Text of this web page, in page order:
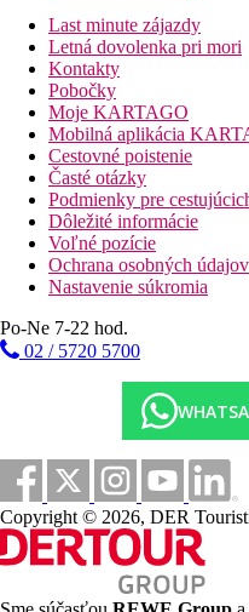
bazény
Ležadlá a slnečníky pri
Fotogaléria
Last minute zájazdy
Letná dovolenka pri mori
Kontakty
Pobočky
Moje KARTAGO
Mobilná aplikácia
Cestovné poistenie
Časté otázky
Podmienky pre
Dôležité informácie
Voľné pozície
Ochrana osobných údajov
Nastavenie súkromia
Po-Ne 7-22 hod.
02 / 5720 5700
Copyright © 2026, DER